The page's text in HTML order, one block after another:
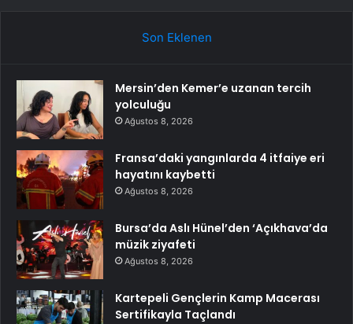
Son Eklenen
Mersin’den Kemer’e uzanan tercih
yolculuğu
Ağustos 8, 2026
Fransa’daki yangınlarda 4 itfaiye eri
hayatını kaybetti
Ağustos 8, 2026
Bursa’da Aslı Hünel’den ‘Açıkhava’da
müzik ziyafeti
Ağustos 8, 2026
Kartepeli Gençlerin Kamp Macerası
Sertifikayla Taçlandı